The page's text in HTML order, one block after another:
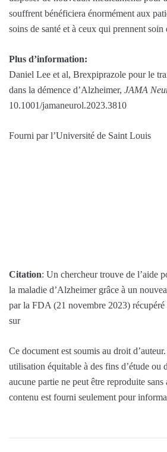
souffrent bénéficiera énormément aux
soins de santé et à ceux qui prennent soin
Plus d’information:
Daniel Lee et al, Brexpiprazole pour le
dans la démence d’Alzheimer, JAMA
10.1001/jamaneurol.2023.3810
Fourni par l’Université de Saint Louis
Citation: Un chercheur trouve de l’aide
la maladie d’Alzheimer grâce à un
par la FDA (21 novembre 2023)
sur
Ce document est soumis au droit
utilisation équitable à des fins d’étude ou
aucune partie ne peut être reproduite
contenu est fourni seulement pour